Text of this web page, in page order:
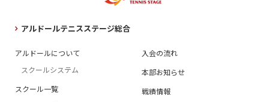
アルドールテニスステージ総合
アルドールについて
スクールシステム
スクール一覧
入会の流れ
本部お知らせ
戦績情報